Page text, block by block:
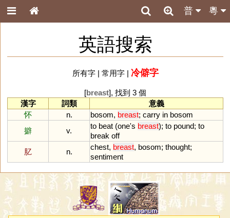
粵
普
英語搜索
所有字| 常用字| 冷僻字
[breast], 找到 3 個
漢字
詞類
意義
怀
n. bosom, breast; carry in bosom
擗
v.
to beat (one's breast); to pound; to
break off
肊
n.
chest, breast, bosom; thought;
sentiment